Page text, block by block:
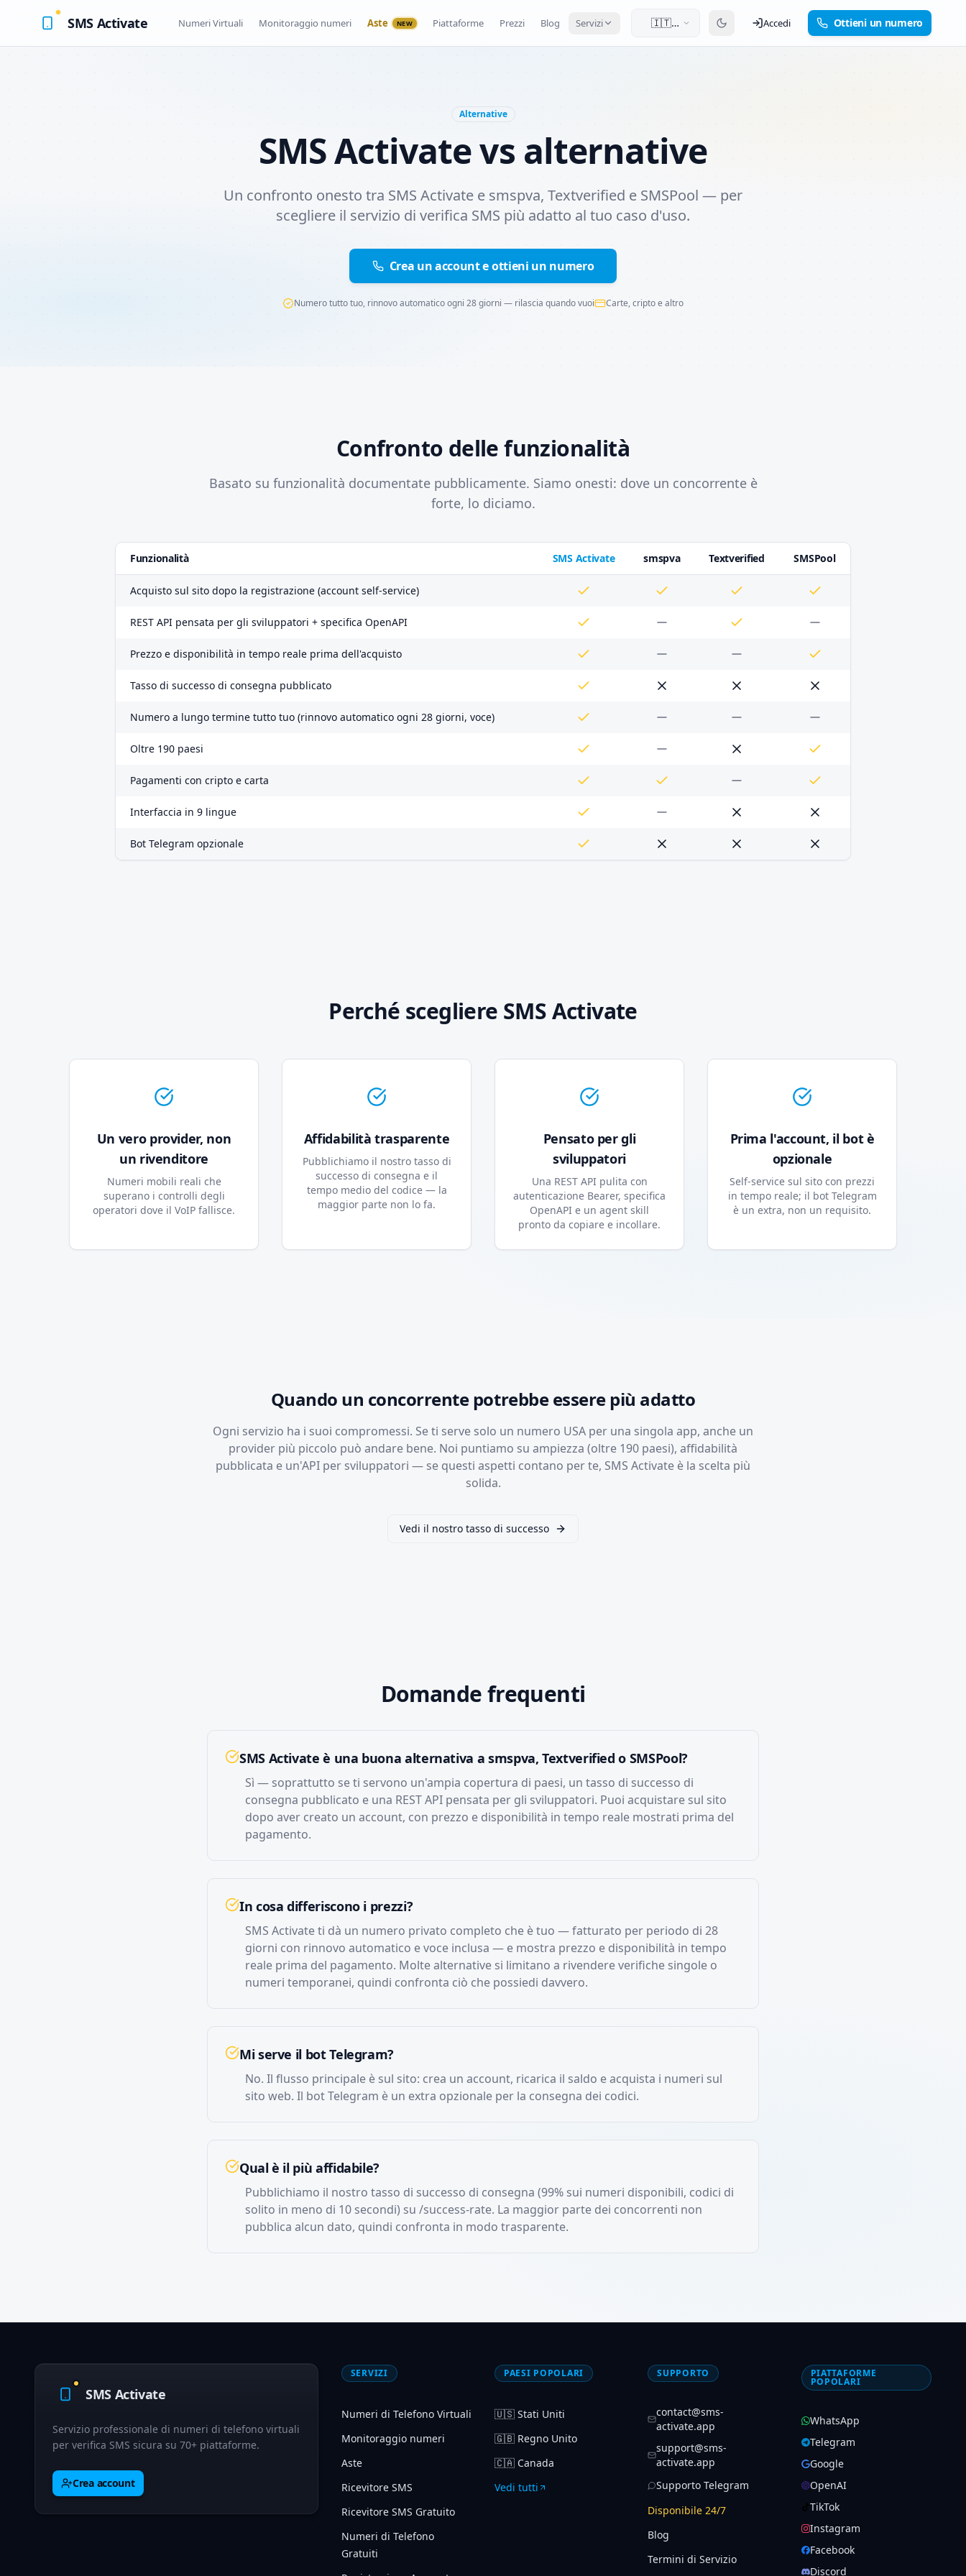
SMS Activate Numeri Virtuali Monitoraggio numeri Aste NEW Piattaforme Prezzi Blog Servizi
🇮🇹
Accedi Ottieni un numero
Alternative
SMS Activate vs alternative
Un confronto onesto tra SMS Activate e smspva, Textverified e SMSPool — per
scegliere il servizio di verifica SMS più adatto al tuo caso d'uso.
Crea un account e ottieni un numero
Numero tutto tuo, rinnovo automatico ogni 28 giorni — rilascia quando vuoi Carte, cripto e altro
Confronto delle funzionalità
Basato su funzionalità documentate pubblicamente. Siamo onesti: dove un concorrente è
forte, lo diciamo.
Funzionalità SMS Activate smspva Textverified SMSPool
Acquisto sul sito dopo la registrazione (account self-service)
REST API pensata per gli sviluppatori + specifica OpenAPI
Prezzo e disponibilità in tempo reale prima dell'acquisto
Tasso di successo di consegna pubblicato
Numero a lungo termine tutto tuo (rinnovo automatico ogni 28 giorni, voce)
Oltre 190 paesi
Pagamenti con cripto e carta
Interfaccia in 9 lingue
Bot Telegram opzionale
Perché scegliere SMS Activate
Un vero provider, non
un rivenditore
Numeri mobili reali che
superano i controlli degli
operatori dove il VoIP fallisce.
Affidabilità trasparente
Pubblichiamo il nostro tasso di
successo di consegna e il
tempo medio del codice — la
maggior parte non lo fa.
Pensato per gli
sviluppatori
Una REST API pulita con
autenticazione Bearer, specifica
OpenAPI e un agent skill
pronto da copiare e incollare.
Prima l'account, il bot è
opzionale
Self-service sul sito con prezzi
in tempo reale; il bot Telegram
è un extra, non un requisito.
Quando un concorrente potrebbe essere più adatto
Ogni servizio ha i suoi compromessi. Se ti serve solo un numero USA per una singola app, anche un
provider più piccolo può andare bene. Noi puntiamo su ampiezza (oltre 190 paesi), affidabilità
pubblicata e un'API per sviluppatori — se questi aspetti contano per te, SMS Activate è la scelta più
solida.
Vedi il nostro tasso di successo
Domande frequenti
SMS Activate è una buona alternativa a smspva, Textverified o SMSPool?
Sì — soprattutto se ti servono un'ampia copertura di paesi, un tasso di successo di
consegna pubblicato e una REST API pensata per gli sviluppatori. Puoi acquistare sul sito
dopo aver creato un account, con prezzo e disponibilità in tempo reale mostrati prima del
pagamento.
In cosa differiscono i prezzi?
SMS Activate ti dà un numero privato completo che è tuo — fatturato per periodo di 28
giorni con rinnovo automatico e voce inclusa — e mostra prezzo e disponibilità in tempo
reale prima del pagamento. Molte alternative si limitano a rivendere verifiche singole o
numeri temporanei, quindi confronta ciò che possiedi davvero.
Mi serve il bot Telegram?
No. Il flusso principale è sul sito: crea un account, ricarica il saldo e acquista i numeri sul
sito web. Il bot Telegram è un extra opzionale per la consegna dei codici.
Qual è il più affidabile?
Pubblichiamo il nostro tasso di successo di consegna (99% sui numeri disponibili, codici di
solito in meno di 10 secondi) su /success-rate. La maggior parte dei concorrenti non
pubblica alcun dato, quindi confronta in modo trasparente.
SMS Activate
Servizio professionale di numeri di telefono virtuali
per verifica SMS sicura su 70+ piattaforme.
Crea account
SERVIZI
Numeri di Telefono Virtuali
Monitoraggio numeri
Aste
Ricevitore SMS
Ricevitore SMS Gratuito
Numeri di Telefono
Gratuiti
PAESI POPOLARI
🇺🇸 Stati Uniti
🇬🇧 Regno Unito
🇨🇦 Canada
Vedi tutti
SUPPORTO
contact@sms-
activate.app
support@sms-
activate.app
Supporto Telegram
Disponibile 24/7
Blog
Termini di Servizio
PIATTAFORME
POPOLARI
WhatsApp
Telegram
Google
OpenAI
TikTok
Instagram
Facebook
Discord